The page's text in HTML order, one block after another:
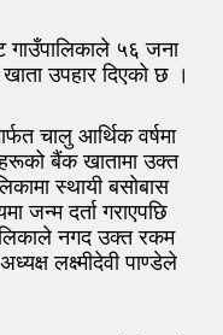
गाउँपालिकाले ५६ जना
उपहार दिएको छ ।
चालु आर्थिक वर्षमा
बैंक खातामा उक्त
स्थायी बसोबास
जन्म दर्ता गराएपछि
नगद उक्त रकम
लक्ष्मीदेवी पाण्डेले